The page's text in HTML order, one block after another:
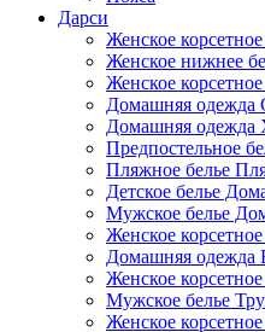
Дарси
Женское
Женское нижнее
Женское
Домашняя одежда
Домашняя одежда
Предпостельное
Пляжное белье
Детское белье
Мужское белье
Женское
Домашняя одежда
Женское
Мужское белье
Женское